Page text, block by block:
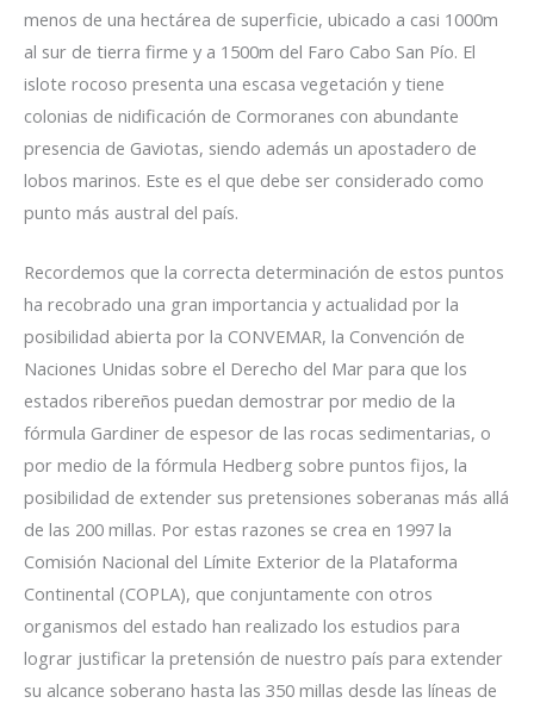
menos de una hectárea de superficie, ubicado a casi 1000m
al sur de tierra firme y a 1500m del Faro Cabo San Pío. El
islote rocoso presenta una escasa vegetación y tiene
colonias de nidificación de Cormoranes con abundante
presencia de Gaviotas, siendo además un apostadero de
lobos marinos. Este es el que debe ser considerado como
punto más austral del país.
Recordemos que la correcta determinación de estos puntos
ha recobrado una gran importancia y actualidad por la
posibilidad abierta por la CONVEMAR, la Convención de
Naciones Unidas sobre el Derecho del Mar para que los
estados ribereños puedan demostrar por medio de la
fórmula Gardiner de espesor de las rocas sedimentarias, o
por medio de la fórmula Hedberg sobre puntos fijos, la
posibilidad de extender sus pretensiones soberanas más allá
de las 200 millas. Por estas razones se crea en 1997 la
Comisión Nacional del Límite Exterior de la Plataforma
Continental (COPLA), que conjuntamente con otros
organismos del estado han realizado los estudios para
lograr justificar la pretensión de nuestro país para extender
su alcance soberano hasta las 350 millas desde las líneas de